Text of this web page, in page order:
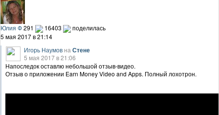
Юлия Ф291 16403
поделилась
5 мая 2017 в 21:14
Игорь Наумов на Стене
5 мая 2017 в 21:06
Напоследок оставлю небольшой отзыв-видео.
Отзыв о приложении Earn Money Video and Apps. Полный лохотрон.